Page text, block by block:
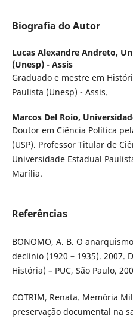
Biografia do Autor
Lucas Alexandre Andreto,
(Unesp) - Assis
Graduado e mestre em
Paulista (Unesp) - Assis.
Marcos Del Roio,
Doutor em Ciência Política
(USP). Professor Titular de
Universidade Estadual
Marília.
Referências
BONOMO, A. B. O
declínio (1920 – 1935). 2007.
História) – PUC, São Paulo,
COTRIM, Renata. Memória
preservação documental na